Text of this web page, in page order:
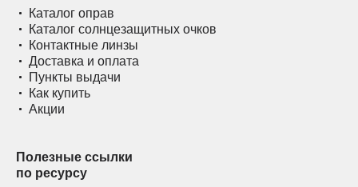
Каталог оправ
Каталог солнцезащитных очков
Контактные линзы
Доставка и оплата
Пункты выдачи
Как купить
Акции
Полезные ссылки
по ресурсу